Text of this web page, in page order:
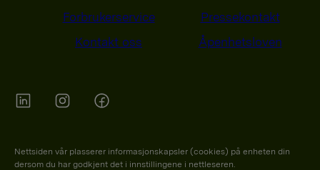
Forbrukerservice
Pressekontakt
Kontakt oss
Åpenhetsloven
Nettsiden vår plasserer informasjonskapsler (cookies) på enheten din
dersom du har godkjent det i innstillingene i nettleseren.